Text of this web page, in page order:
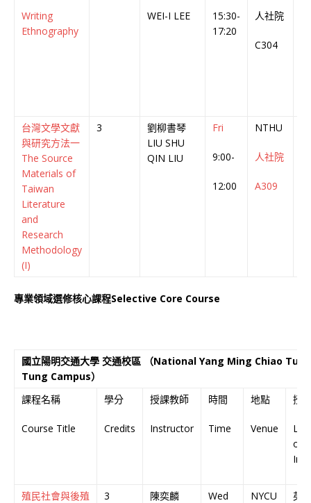
Writing
Ethnography
WEI-I LEE
15:30-
17:20
人社院
C304
台灣文學文獻
與研究方法一
The Source
Materials of
Taiwan
Literature
and
Research
Methodology
(I)
3
劉柳書琴
LIU SHU
QIN LIU
Fri
9:00-
12:00
NTHU
人社院
A309
專業領域選修核心課程Selective Core Course
國立陽明交通大學 交通校區 （National Yang Ming Chiao
Tung Campus）
課程名稱
Course Title
學分
Credits
授課教師
Instructor
時間
Time
地點
Venue
授
of
殖民社會與後殖
3 陳奕麟 Wed
NYCU
英